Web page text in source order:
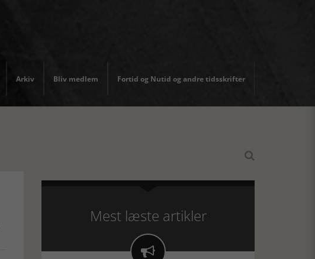
Arkiv Bliv medlem Fortid og Nutid og andre tidsskrifter

Mest læste artikler
